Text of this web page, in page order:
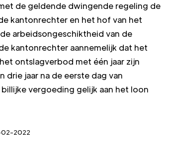
de geldende dwingende regeling de
kantonrechter en het hof van het
arbeidsongeschiktheid van de
kantonrechter aannemelijk dat het
ontslagverbod met één jaar zijn
jaar na de eerste dag van
vergoeding gelijk aan het loon
02-2022